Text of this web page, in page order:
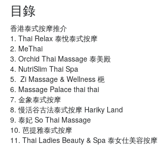
目錄
香港泰式按摩推介
1. Thai Relax 泰悅泰式按摩
2. MeThai
3. Orchid Thai Massage 泰美殿
4. NutriSlim Thai Spa
5. Zi Massage & Wellness 梔
6. Massage Palace thai thai
7. 金象泰式按摩
8. 慢活谷古法泰式按摩 Hariky Land
9. 泰妃 So Thai Massage
10. 芭提雅泰式按摩
11. Thai Ladies Beauty & Spa 泰女仕美容按摩